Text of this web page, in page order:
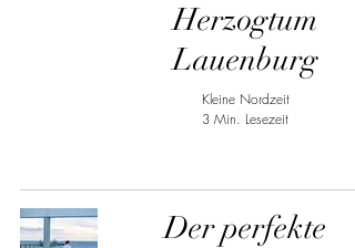
Herzogtum
Lauenburg
Kleine Nordzeit
3 Min. Lesezeit
Der perfekte